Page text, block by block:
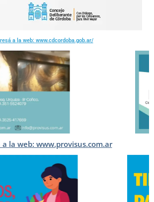
a la web: www.cdcordoba.gob.ar/
a la web: www.provisus.com.ar